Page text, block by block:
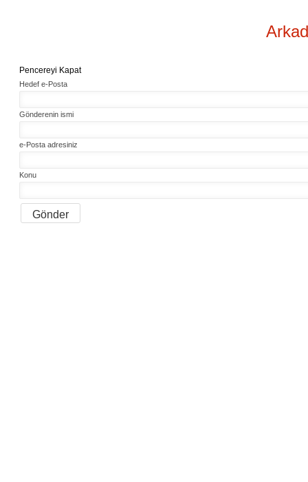
Pencereyi Kapat
Hedef e-Posta
Gönderenin ismi
e-Posta adresiniz
Konu
Gönder